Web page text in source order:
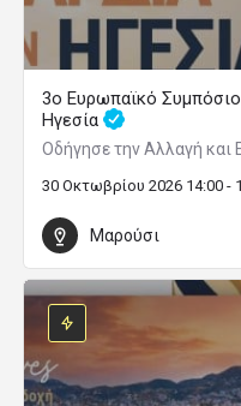
3ο Ευρωπαϊκό
Ηγεσία
Οδήγησε την Αλλαγή και
30 Οκτωβρίου 2026 14:00 -
Μαρούσι